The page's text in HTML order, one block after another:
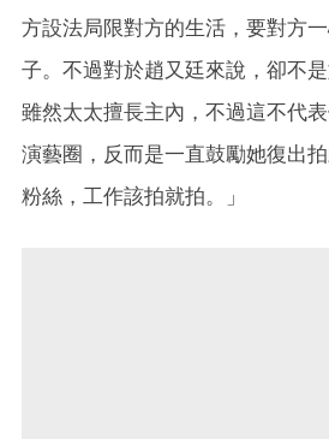
方設法局限對方的生活，要對方
子。不過對於趙又廷來說，卻不
雖然太太擅長主內，不過這不代
演藝圈，反而是一直鼓勵她復出
粉絲，工作該拍就拍。」